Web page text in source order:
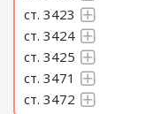
ст. 3423
ст. 3424
ст. 3425
ст. 3471
ст. 3472